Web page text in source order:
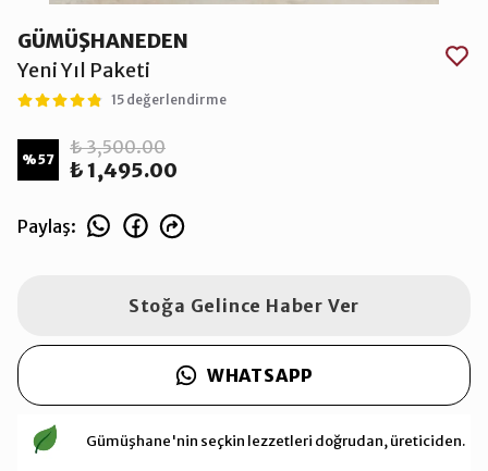
GÜMÜŞHANEDEN
Yeni Yıl Paketi
15 değerlendirme
%57
₺ 3,500.00
₺ 1,495.00
Paylaş:
Stoğa Gelince Haber Ver
WHATSAPP
Gümüşhane'nin seçkin lezzetleri doğrudan, üreticiden.